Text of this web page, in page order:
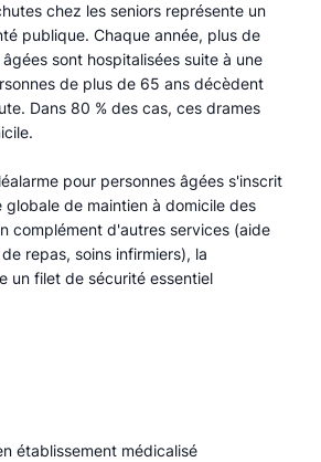
chez les seniors représente un
publique. Chaque année, plus de
sont hospitalisées suite à une
de plus de 65 ans décèdent
Dans 80 % des cas, ces drames
pour personnes âgées s'inscrit
globale de maintien à domicile des
complément d'autres services (aide
repas, soins infirmiers), la
un filet de sécurité essentiel
établissement médicalisé